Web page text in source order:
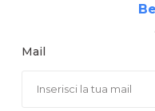
Mail